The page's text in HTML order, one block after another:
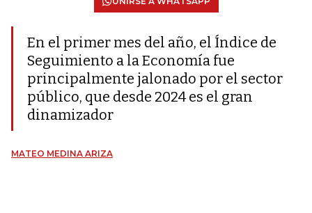
En el primer mes del año, el Índice de
Seguimiento a la Economía fue
principalmente jalonado por el sector
público, que desde 2024 es el gran
dinamizador
MATEO MEDINA ARIZA